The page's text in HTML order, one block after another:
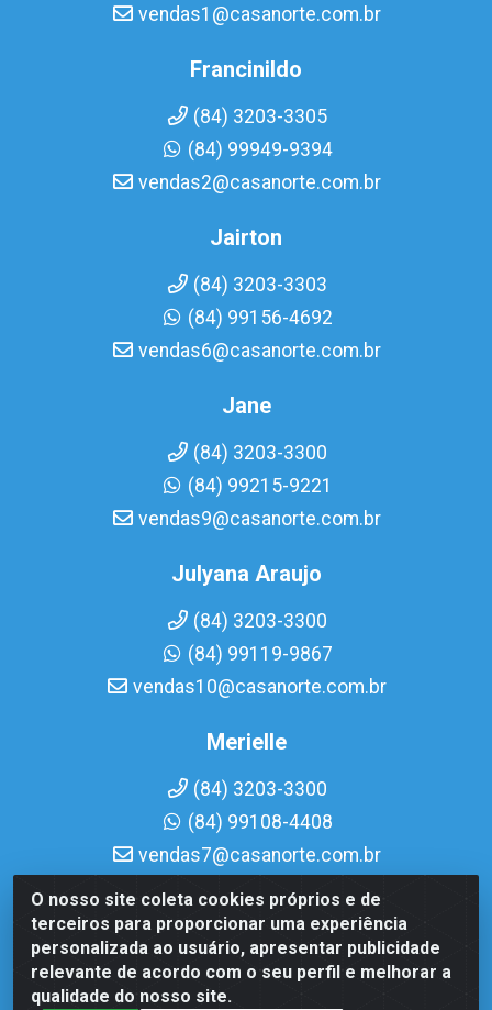
O nosso site coleta cookies próprios e de
terceiros para proporcionar uma experiência
personalizada ao usuário, apresentar publicidade
relevante de acordo com o seu perfil e melhorar a
qualidade do nosso site.
vendas1@casanorte.com.br
Francinildo
(84) 3203-3305
(84) 99949-9394
vendas2@casanorte.com.br
Jairton
(84) 3203-3303
(84) 99156-4692
vendas6@casanorte.com.br
Jane
(84) 3203-3300
(84) 99215-9221
vendas9@casanorte.com.br
Julyana Araujo
(84) 3203-3300
(84) 99119-9867
vendas10@casanorte.com.br
Merielle
(84) 3203-3300
(84) 99108-4408
vendas7@casanorte.com.br
Casa Norte LTDA - Av. Interventor Mário Câmara, 1815 -
Dix-Sept Rosado, Natal/RN - CEP 59054-600 - CNPJ
08.713.513/0001-51